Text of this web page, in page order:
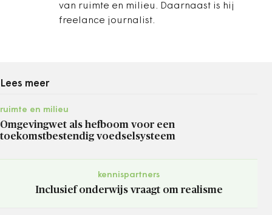
van ruimte en milieu. Daarnaast is hij
freelance journalist.
Lees meer
ruimte en milieu
Omgevingwet als hefboom voor een
toekomstbestendig voedselsysteem
kennispartners
Inclusief onderwijs vraagt om realisme